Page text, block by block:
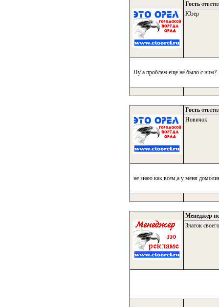
Гость
Юзер
Ну а проблем еще не было с ним?
Гость
Новичок
не знаю как всем,а у меня
Менеджер
Знаток